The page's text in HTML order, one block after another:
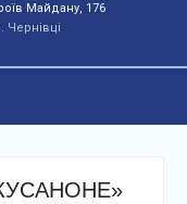
Майдану, 176
Чернівці